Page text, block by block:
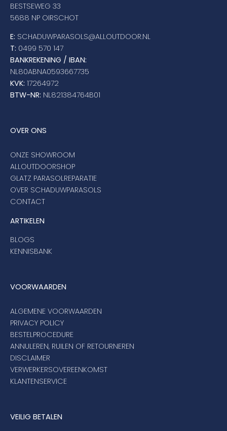
BESTSEWEG 33
5688 NP OIRSCHOT
E: SCHADUWPARASOLS@ALLOUTDOOR.NL
T: 0499 570 147
BANKREKENING / IBAN:
NL80ABNA0593667735
KVK: 17264972
BTW-NR: NL821384764B01
OVER ONS
ONZE SHOWROOM
ALLOUTDOORSHOP
GLATZ PARASOLREPARATIE
OVER SCHADUWPARASOLS
CONTACT
ARTIKELEN
BLOGS
KENNISBANK
VOORWAARDEN
ALGEMENE VOORWAARDEN
PRIVACY POLICY
BESTELPROCEDURE
ANNULEREN, RUILEN OF RETOURNEREN
DISCLAIMER
VERWERKERSOVEREENKOMST
KLANTENSERVICE
VEILIG BETALEN